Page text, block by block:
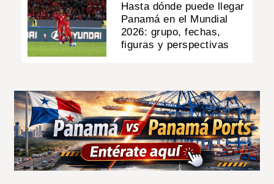
Hasta dónde puede llegar
Panamá en el Mundial
2026: grupo, fechas,
figuras y perspectivas